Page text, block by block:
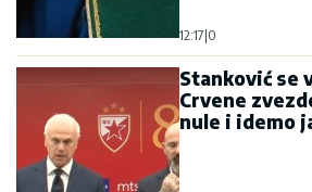
12:17 0
Stanković se
Crvene
nule i idemo